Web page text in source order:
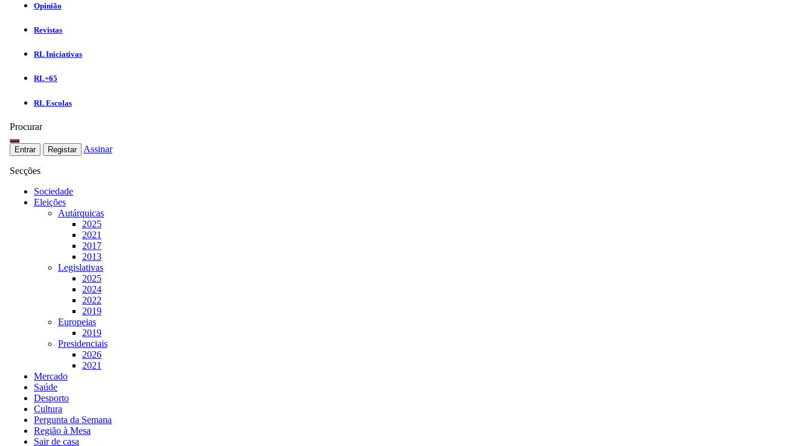
Opinião
Revistas
RL Iniciativas
RL+65
RL Escolas
Procurar
Entrar Registar Assinar
Secções
Sociedade
Eleições
Autárquicas
2025
2021
2017
2013
Legislativas
2025
2024
2022
2019
Europeias
2019
Presidenciais
2026
2021
Mercado
Saúde
Desporto
Cultura
Pergunta da Semana
Região à Mesa
Sair de casa